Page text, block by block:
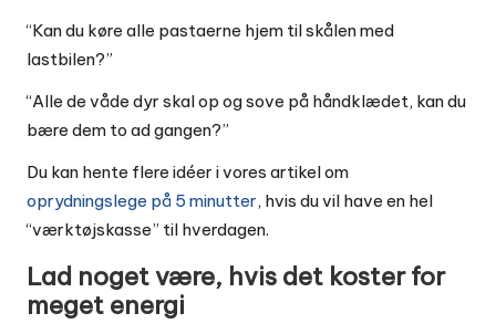
“Kan du køre alle pastaerne hjem til skålen med
lastbilen?”
“Alle de våde dyr skal op og sove på håndklædet, kan du
bære dem to ad gangen?”
Du kan hente flere idéer i vores artikel om
oprydningslege på 5 minutter, hvis du vil have en hel
“værktøjskasse” til hverdagen.
Lad noget være, hvis det koster for
meget energi